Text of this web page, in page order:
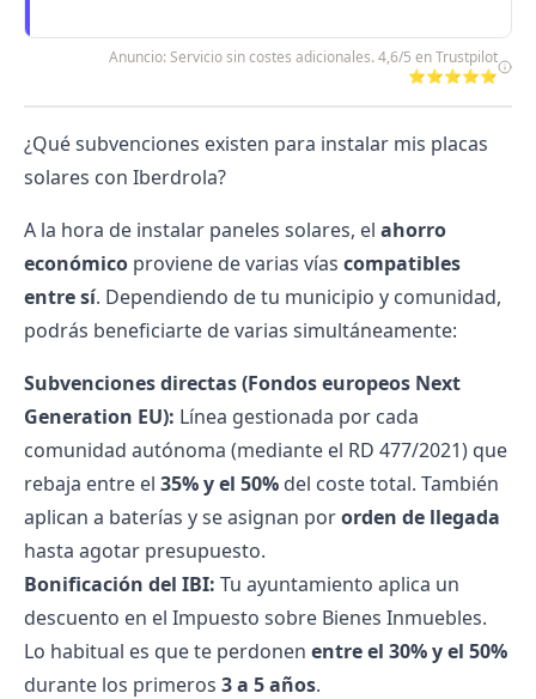
Anuncio: Servicio sin costes adicionales. 4,6/5 en Trustpilot
⭐⭐⭐⭐⭐
¿Qué subvenciones existen para instalar mis placas
solares con Iberdrola?
A la hora de instalar paneles solares, el ahorro
económico proviene de varias vías compatibles
entre sí. Dependiendo de tu municipio y comunidad,
podrás beneficiarte de varias simultáneamente:
Subvenciones directas (Fondos europeos Next
Generation EU): Línea gestionada por cada
comunidad autónoma (mediante el RD 477/2021) que
rebaja entre el 35% y el 50% del coste total. También
aplican a baterías y se asignan pororden de llegada
hasta agotar presupuesto.
Bonificación del IBI: Tu ayuntamiento aplica un
descuento en el Impuesto sobre Bienes Inmuebles.
Lo habitual es que te perdonen entre el 30% y el 50%
durante los primeros 3 a 5 años.